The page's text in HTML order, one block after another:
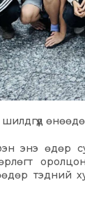
энэ өдөр
тэдний